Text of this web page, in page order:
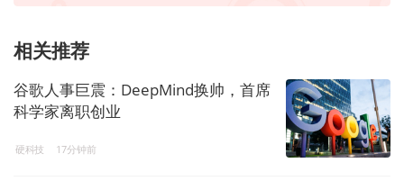
相关推荐
谷歌人事巨震：DeepMind换帅，首席
科学家离职创业
硬科技 17分钟前